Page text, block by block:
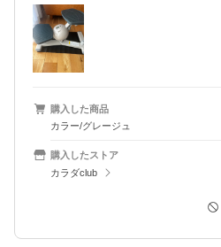
購入した商品
カラー/グレージュ
購入したストア
カラダclub